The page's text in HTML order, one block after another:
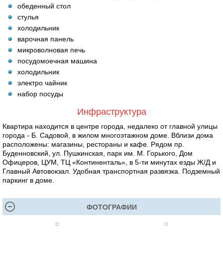
обеденный стол
стулья
холодильник
варочная панель
микроволновая печь
посудомоечная машина
холодильник
электро чайник
набор посуды
Инфраструктура
Квартира находится в центре города, недалеко от главной улицы
города - Б. Садовой, в жилом многоэтажном доме. Вблизи дома
расположены: магазины, рестораны и кафе. Рядом пр.
Буденновский, ул. Пушкинская, парк им. М. Горького, Дом
Офицеров, ЦУМ, ТЦ «Континенталь», в 5-ти минутах езды Ж/Д и
Главный Автовокзал. Удобная транспортная развязка. Подземный
паркинг в доме.
ФОТОГРАФИИ